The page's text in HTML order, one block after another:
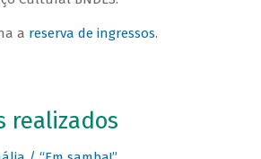
a reserva de ingressos.
realizados